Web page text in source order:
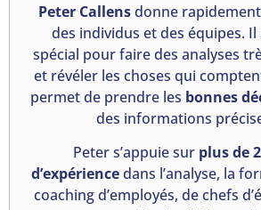
Peter Callensdonne
des individus et des équipes. Il
spécial pour faire des analyses
et révéler les choses qui
permet de prendre les bonnes
des informations
Peter s’appuie sur plus de
d’expériencedans l’analyse, la
coaching d’employés, de chefs